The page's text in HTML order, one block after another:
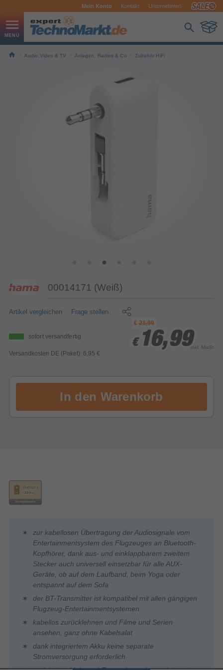
Mein Konto Kontakt Unternehmen
Audio,Video & TV Anlagen, Radios & Co Zubehör HiFi
00014171 (Weiß)
Artikel vergleichen Frage stellen
sofort versandfertig
Versandkosten DE (Paket): 6,95 €
€21,99
€ 16,99
€ 16,99
€ 16,99inkl. MwSt.
zur kabellosen Übertragung der Audiosignale vom
Entertainmentsystem des Flugzeuges an Bluetooth-
Kopfhörer, dank aus- und einklappbarem zweitem
Stecker auch universell einsetzbar für alle AUX-
Geräte, ob auf dem Laufband, beim Yoga oder
entspannt auf dem Sofa
der BT-Transmitter ist kompatibel mit allen gängigen
Flugzeug-Entertainmentsystemen
kabellos zurücklehnen und Filme und Serien
ansehen, ganz ohne Kabelsalat
dank integriertem Akku keine separate
Stromversorgung erforderlich